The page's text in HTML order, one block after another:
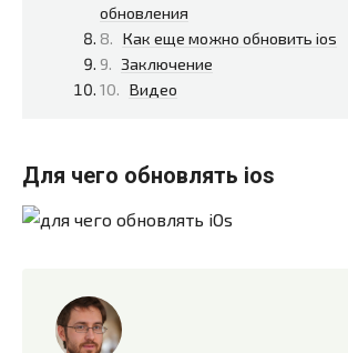
обновления
Как еще можно обновить ios
Заключение
Видео
Для чего обновлять ios